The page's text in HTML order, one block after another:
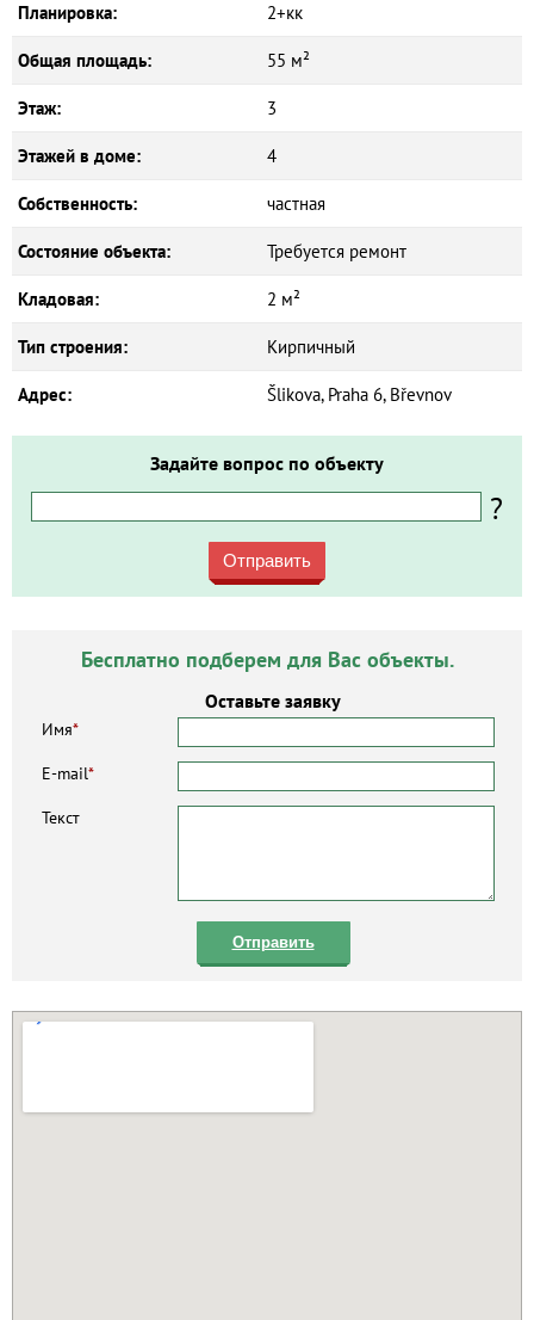
Планировка: 2+кк
Общая площадь: 55 м²
Этаж: 3
Этажей в доме: 4
Собственность: частная
Состояние объекта: Требуется ремонт
Кладовая: 2 м²
Тип строения: Кирпичный
Адрес: Šlikova, Praha 6, Břevnov
Задайте вопрос по объекту
?
Отправить
Бесплатно подберем для Вас объекты.
Оставьте заявку
Имя*
E-mail*
Текст
Отправить